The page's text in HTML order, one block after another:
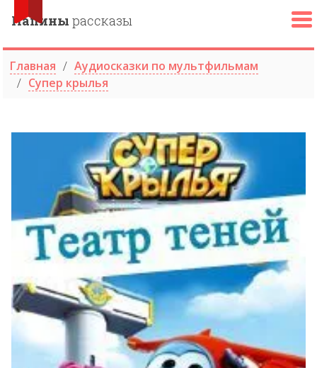
Папины рассказы
Главная
Аудиосказки по мультфильмам
Супер крылья